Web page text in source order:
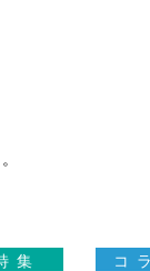
集 コ